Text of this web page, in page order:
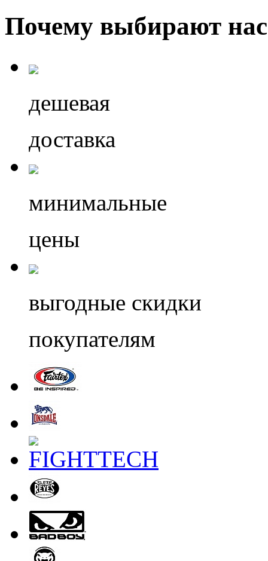
Почему выбирают нас
дешевая
доставка
минимальные
цены
выгодные скидки
покупателям